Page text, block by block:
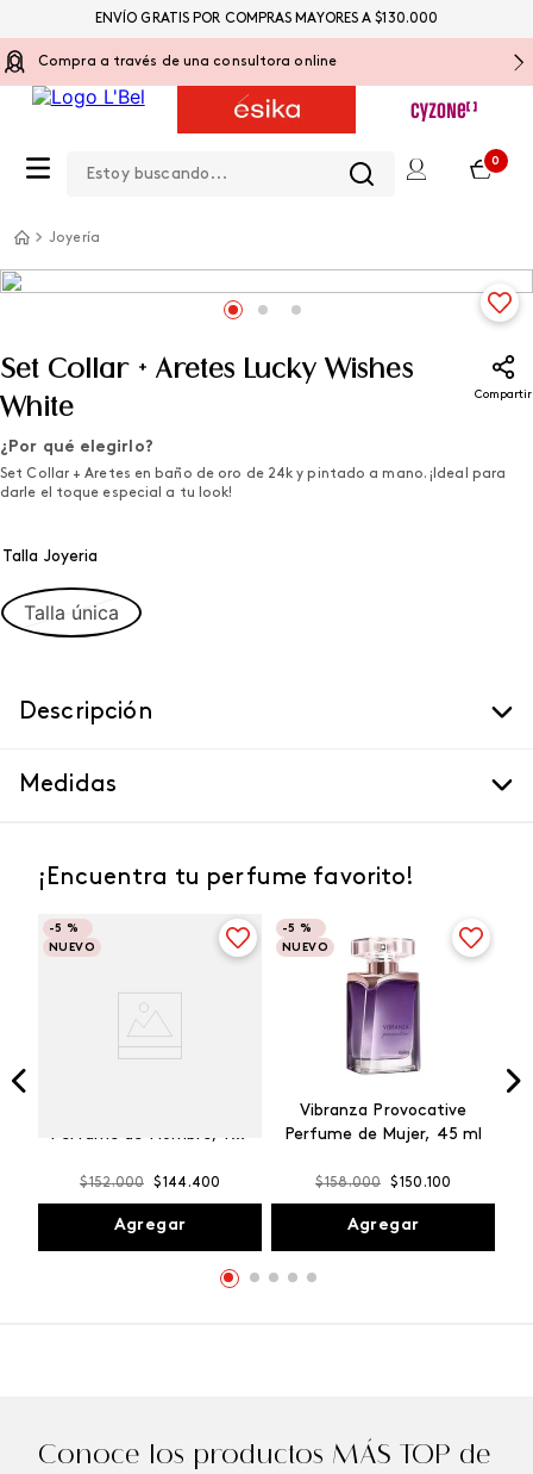
Compra a través de una consultora online
0
ENVÍO GRATIS POR COMPRAS MAYORES A $130.000
Joyería
Set Collar + Aretes Lucky Wishes
White
Compartir
¿Por qué elegirlo?
Set Collar + Aretes en baño de oro de 24k y pintado a mano. ¡Ideal para
darle el toque especial a tu look!
Talla Joyeria
Talla única
Descripción
Medidas
¡Encuentra tu perfume favorito!
-5 %
NUEVO
Perfume de Hombre, 100
$152.000 $144 .400
Agregar
-5 %
NUEVO
Vibranza Provocative
Perfume de Mujer, 45 ml
$158.000 $150 .100
Agregar
Conoce los productos MÁS TOP de